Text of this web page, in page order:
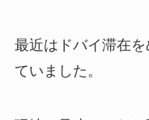
最近はドバイ滞在
ていました。